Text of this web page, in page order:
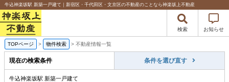
牛込神楽坂駅 新築一戸建て｜新宿区・千代田区・文京区の不動産のことなら神楽坂上不動産
検索 お知らせ
TOPページ > 物件検索 > 不動産情報一覧
現在の検索条件 条件を選び直す
牛込神楽坂駅 新築一戸建て